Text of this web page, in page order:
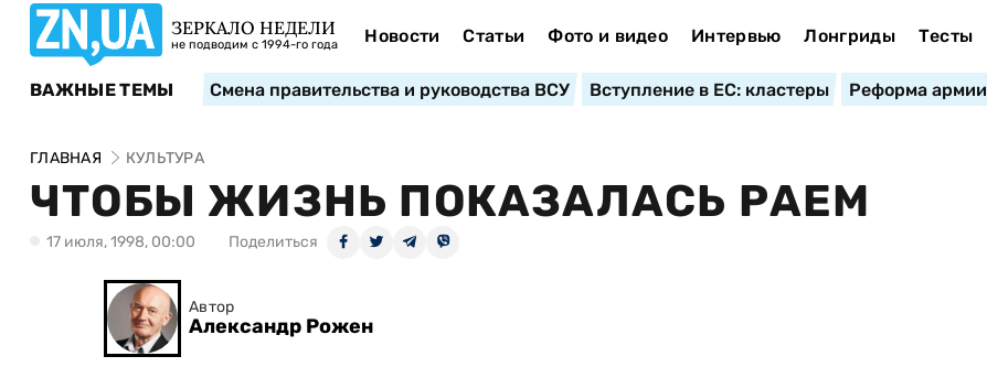
ЗЕРКАЛО НЕДЕЛИ
не подводим с 1994-го года Новости Статьи Фото и видео Интервью Лонгриды Тесты
ВАЖНЫЕ ТЕМЫ Смена правительства и руководства ВСУ Вступление в ЕС: кластеры Реформа армии
ГЛАВНАЯ КУЛЬТУРА
ЧТОБЫ ЖИЗНЬ ПОКАЗАЛАСЬ РАЕМ
17 июля, 1998, 00:00 Поделиться
Автор
Александр Рожен